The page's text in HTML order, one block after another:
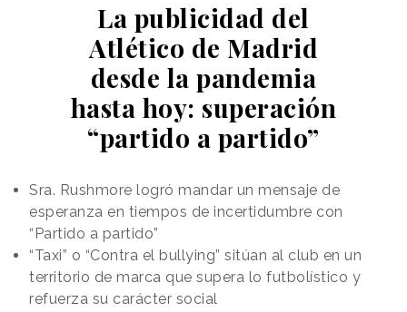
La publicidad del
Atlético de Madrid
desde la pandemia
hasta hoy: superación
“partido a partido”
Sra. Rushmore logró mandar un mensaje de
esperanza en tiempos de incertidumbre con
“Partido a partido”
“Taxi” o “Contra el bullying” sitúan al club en un
territorio de marca que supera lo futbolístico y
refuerza su carácter social